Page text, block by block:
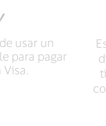
usar un
para pagar